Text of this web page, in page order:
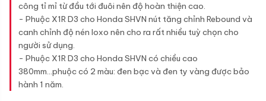
công tỉ mỉ từ đầu tới đuôi nên độ hoàn thiện cao.
- Phuộc X1R D3 cho Honda SHVN nút tăng chỉnh Rebound và
canh chỉnh độ nén loxo nên cho ra rất nhiều tuỳ chọn cho
người sử dụng.
- Phuộc X1R D3 cho Honda SHVN có chiều cao
380mm...phuộc có 2 màu: đen bạc và đen ty vàng được bảo
hành 1 năm.